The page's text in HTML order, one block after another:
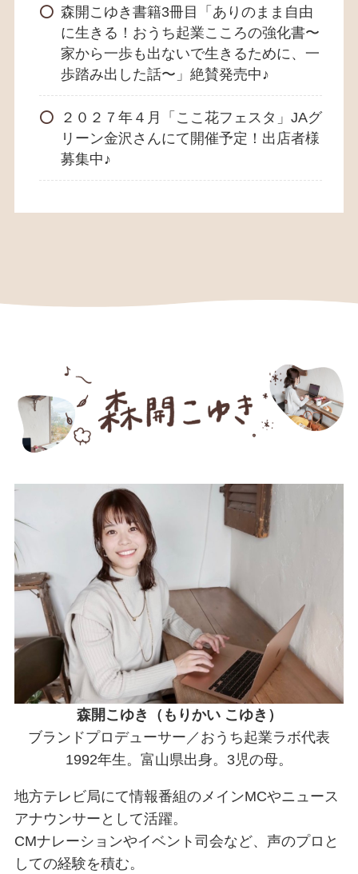
森開こゆき書籍3冊目「ありのまま自由
に生きる！おうち起業こころの強化書〜
家から一歩も出ないで生きるために、一
歩踏み出した話〜」絶賛発売中♪
２０２７年４月「ここ花フェスタ」JAグ
リーン金沢さんにて開催予定！出店者様
募集中♪
森開こゆき（もりかい こゆき）
ブランドプロデューサー／おうち起業ラボ代表
1992年生。富山県出身。3児の母。
地方テレビ局にて情報番組のメインMCやニュース
アナウンサーとして活躍。
CMナレーションやイベント司会など、声のプロと
しての経験を積む。